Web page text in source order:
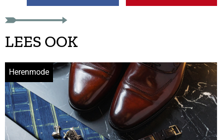
LEES OOK
Herenmode